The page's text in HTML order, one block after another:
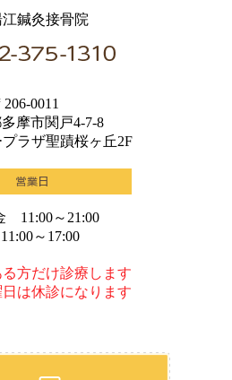
206-0011
摩市関戸4-7-8
ラザ聖蹟桜ヶ丘2F
11:00～21:00
～17:00
方だけ診療します
は休診になります